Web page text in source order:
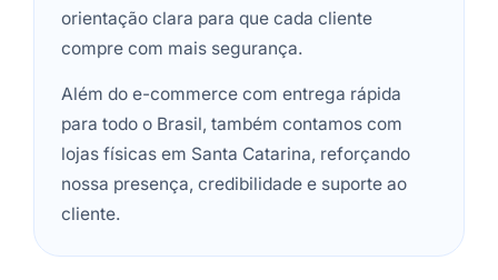
orientação clara para que cada cliente
compre com mais segurança.
Além do e-commerce com entrega rápida
para todo o Brasil, também contamos com
lojas físicas em Santa Catarina, reforçando
nossa presença, credibilidade e suporte ao
cliente.